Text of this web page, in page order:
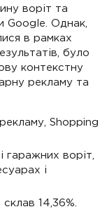
воріт та
Google. Однак,
в рамках
було
контекстну
рекламу та
Shopping
воріт,
і
14,36%.